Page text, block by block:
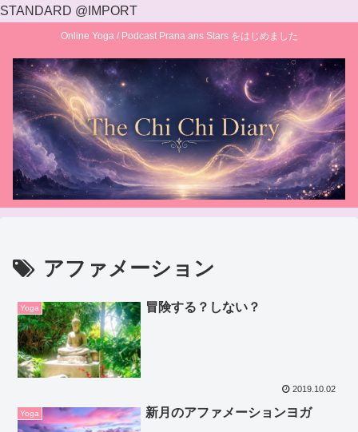
STANDARD @IMPORT
Online Yoga / Podcast Prana ans Stars をはじめました
アファメーション
Yoga 冒険する？しない？
2019.10.02
Yoga 新月のアファメーションヨガ